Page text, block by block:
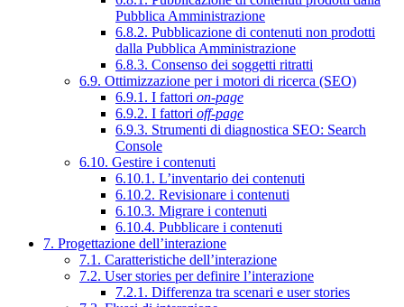
Pubblica Amministrazione
6.8.2. Pubblicazione di contenuti non prodotti
dalla Pubblica Amministrazione
6.8.3. Consenso dei soggetti ritratti
6.9. Ottimizzazione per i motori di ricerca (SEO)
6.9.1. I fattori on-page
6.9.2. I fattori off-page
6.9.3. Strumenti di diagnostica SEO: Search
Console
6.10. Gestire i contenuti
6.10.1. L’inventario dei contenuti
6.10.2. Revisionare i contenuti
6.10.3. Migrare i contenuti
6.10.4. Pubblicare i contenuti
7. Progettazione dell’interazione
7.1. Caratteristiche dell’interazione
7.2. User stories per definire l’interazione
7.2.1. Differenza tra scenari e user stories